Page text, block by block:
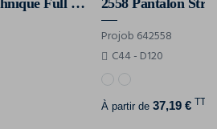
3307 Micropolaire Technique Full Zip Contrastee 2558 Pantalon
Projob 642558
C44 - D120
À partir de 37,19 € TTC